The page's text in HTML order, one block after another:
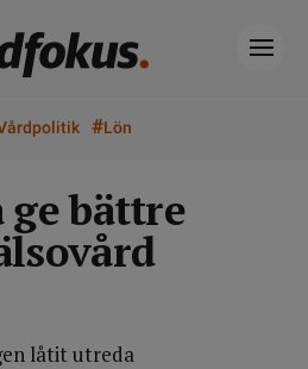
#Lön
ge bättre
låtit utreda